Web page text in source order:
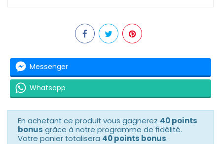
Messenger
Whatsapp
En achetant ce produit vous gagnerez 40 points
bonus grâce à notre programme de fidélité.
Votre panier totalisera 40 points bonus.